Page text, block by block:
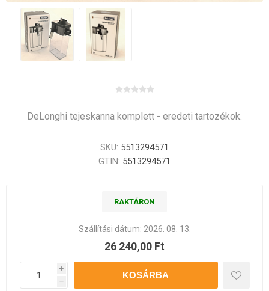
DeLonghi tejeskanna komplett - eredeti tartozékok.
SKU: 5513294571
GTIN: 5513294571
RAKTÁRON
Szállítási dátum: 2026. 08. 13.
26 240,00 Ft
i
h